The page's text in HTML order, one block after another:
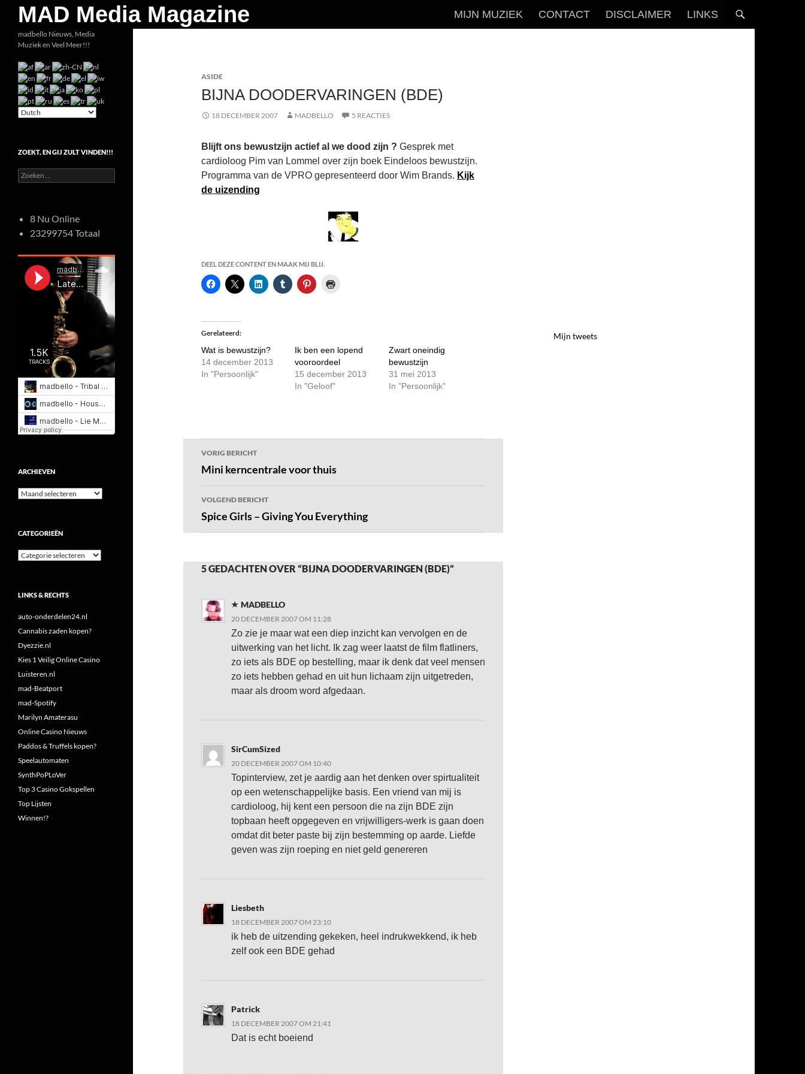
inhoud
MAD Media Magazine
Zoeken
MIJN MUZIEK CONTACT DISCLAIMER LINKS
ASIDE
BIJNA DOODERVARINGEN (BDE)
18 DECEMBER 2007 MADBELLO 5 REACTIES
Blijft ons bewustzijn actief al we dood zijn ? Gesprek met
cardioloog Pim van Lommel over zijn boek Eindeloos bewustzijn.
Programma van de VPRO gepresenteerd door Wim Brands. Kijk
de uizending
DEEL DEZE CONTENT EN MAAK MIJ BLIJ.
Gerelateerd
Wat is bewustzijn?
14 december 2013
In "Persoonlijk"
Ik ben een lopend
vooroordeel
15 december 2013
In "Geloof"
Zwart oneindig
bewustzijn
31 mei 2013
In "Persoonlijk"
Bericht
navigatie
VORIG BERICHT
Mini kerncentrale voor thuis
VOLGEND BERICHT
Spice Girls – Giving You Everything
5 GEDACHTEN OVER “BIJNA DOODERVARINGEN (BDE)”
MADBELLO
20 DECEMBER 2007 OM 11:28
Zo zie je maar wat een diep inzicht kan vervolgen en de
uitwerking van het licht. Ik zag weer laatst de film flatliners,
zo iets als BDE op bestelling, maar ik denk dat veel mensen
zo iets hebben gehad en uit hun lichaam zijn uitgetreden,
maar als droom word afgedaan.
SirCumSized
20 DECEMBER 2007 OM 10:40
Topinterview, zet je aardig aan het denken over spirtualiteit
op een wetenschappelijke basis. Een vriend van mij is
cardioloog, hij kent een persoon die na zijn BDE zijn
topbaan heeft opgegeven en vrijwilligers-werk is gaan doen
omdat dit beter paste bij zijn bestemming op aarde. Liefde
geven was zijn roeping en niet geld genereren
Liesbeth
18 DECEMBER 2007 OM 23:10
ik heb de uitzending gekeken, heel indrukwekkend, ik heb
zelf ook een BDE gehad
Patrick
18 DECEMBER 2007 OM 21:41
Dat is echt boeiend
Mijn tweets
madbello Nieuws, Media
Muziek en Veel Meer!!!
ZOEKT, EN GIJ ZULT VINDEN!!!
Zoeken
naar:
8 Nu Online
23299754 Totaal
ARCHIEVEN
Archieven
CATEGORIEËN
Categorieën
LINKS & RECHTS
auto-onderdelen24.nl
Cannabis zaden kopen?
Dyezzie.nl
Kies 1 Veilig Online Casino
Luisteren.nl
mad-Beatport
mad-Spotify
Marilyn Amaterasu
Online Casino Nieuws
Paddos & Truffels kopen?
Speelautomaten
SynthPoPLoVer
Top 3 Casino Gokspellen
Top Lijsten
Winnen!?